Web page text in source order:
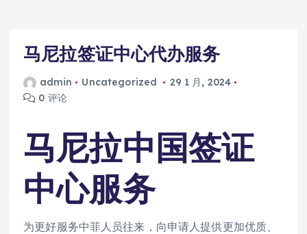
马尼拉签证中心代办服务
admin Uncategorized
29 1 月, 2024
0 评论
马尼拉中国签证
中心服务
为更好服务中菲人员往来，向申请人提供更加优质、